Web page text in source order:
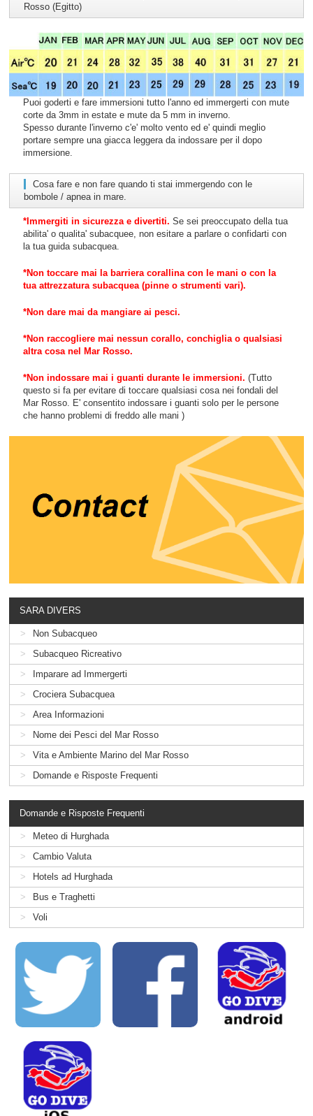
Rosso (Egitto)
Puoi goderti e fare immersioni tutto l'anno ed immergerti con mute
corte da 3mm in estate e mute da 5 mm in inverno.
Spesso durante l'inverno c'e' molto vento ed e' quindi meglio
portare sempre una giacca leggera da indossare per il dopo
immersione.
Cosa fare e non fare quando ti stai immergendo con le
bombole / apnea in mare.
*Immergiti in sicurezza e divertiti.Se sei preoccupato della tua
abilita' o qualita' subacquee, non esitare a parlare o confidarti con
la tua guida subacquea.
*Non toccare mai la barriera corallina con le mani o con la
tua attrezzatura subacquea (pinne o strumenti vari).
*Non dare mai da mangiare ai pesci.
*Non raccogliere mai nessun corallo, conchiglia o qualsiasi
altra cosa nel Mar Rosso.
*Non indossare mai i guanti durante le immersioni.(Tutto
questo si fa per evitare di toccare qualsiasi cosa nei fondali del
Mar Rosso. E' consentito indossare i guanti solo per le persone
che hanno problemi di freddo alle mani )
SARA DIVERS
Non Subacqueo
Subacqueo Ricreativo
Imparare ad Immergerti
Crociera Subacquea
Area Informazioni
Nome dei Pesci del Mar Rosso
Vita e Ambiente Marino del Mar Rosso
Domande e Risposte Frequenti
Domande e Risposte Frequenti
Meteo di Hurghada
Cambio Valuta
Hotels ad Hurghada
Bus e Traghetti
Voli